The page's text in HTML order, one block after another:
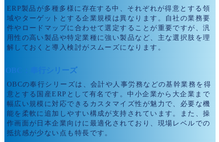
ERP製品が多種多様に存在する中、それぞれが得意とする領
域やターゲットとする企業規模は異なります。自社の業務要
件やロードマップに合わせて選定することが重要ですが、汎
用性の高い製品や特定業種に強い製品など、主な選択肢を理
解しておくと導入検討がスムーズになります。
OBC：奉行シリーズ
OBCの奉行シリーズは、会計や人事労務などの基幹業務を得
意とする国産ERPとして有名です。中小企業から大企業まで
幅広い規模に対応できるカスタマイズ性が魅力で、必要な機
能を柔軟に追加しやすい構成が支持されています。また、操
作画面が日本企業向けに最適化されており、現場レベルでの
抵抗感が少ない点も特長です。